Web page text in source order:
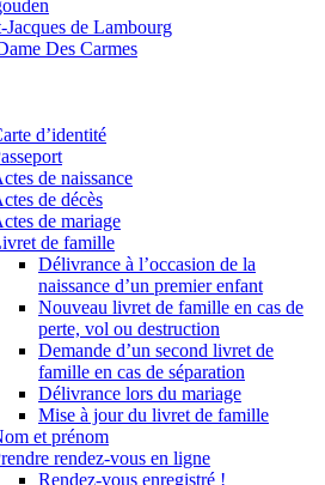
Jacques de Lambourg
Des Carmes
d’identité
de naissance
de décès
de mariage
de famille
Délivrance à l’occasion de la
naissance d’un premier enfant
Nouveau livret de famille en cas de
perte, vol ou destruction
Demande d’un second livret de
famille en cas de séparation
Délivrance lors du mariage
Mise à jour du livret de famille
et prénom
rendez-vous en ligne
Rendez-vous enregistré !